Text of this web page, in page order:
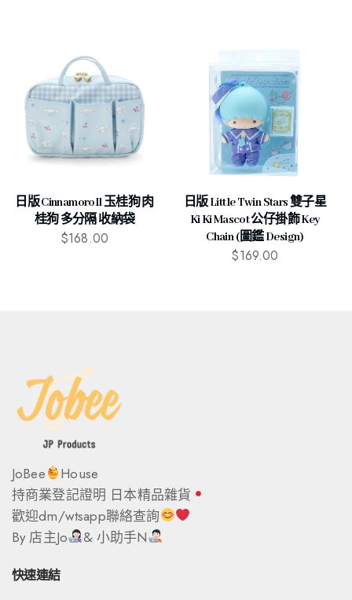
日版 Cinnamoroll 玉桂狗 肉
桂狗 多分隔 收納袋
$168.00
日版 Little Twin Stars 雙子星
Ki Ki Mascot 公仔掛飾 Key
Chain (圖鑑 Design)
$169.00
JoBee
House
持商業登記證明 日本精品雜貨
歡迎dm/wtsapp聯絡查詢
By 店主Jo
& 小助手N
快速連結